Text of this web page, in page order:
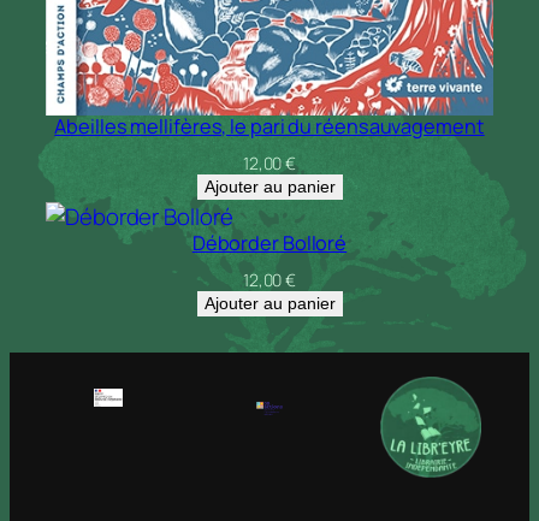
Abeilles mellifères, le pari du réensauvagement
12,00€
Ajouter au panier
Déborder Bolloré
12,00€
Ajouter au panier